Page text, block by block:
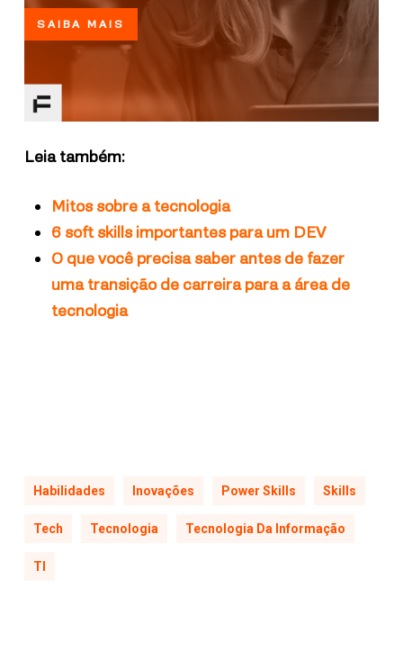
SAIBA MAIS
Leia também:
Mitos sobre a tecnologia
6 soft skills importantes para um DEV
O que você precisa saber antes de fazer
uma transição de carreira para a área de
tecnologia
Habilidades Inovações Power Skills Skills
Tech Tecnologia Tecnologia Da Informação
TI